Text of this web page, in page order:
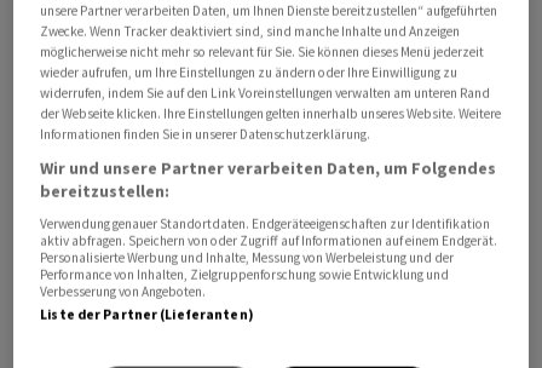
Grundsätzlich wollen die Crew-Gewerkschaften über
den ganzen Tag sämtliche Abflüge in Deutschland
verhindern. Die Piloten streiken bei den Airlines
Lufthansa und Lufthansa Cargo. Die
Kabinengewerkschaft Ufo hat das Personal ebenfalls bei
der Lufthansa-Kerngesellschaft sowie bei der
Regionaltochter Cityline zu einem Warnstreik
aufgerufen. Neben den Drehkreuzen Frankfurt und
München sind damit auch die Flughäfen in Hamburg,
Bremen, Stuttgart, Köln, Düsseldorf, Berlin und
Hannover direkt betroffen.
unsere Partner verarbeiten Daten, um Ihnen Dienste bereitzustellen“ aufgeführten
Zwecke. Wenn Tracker deaktiviert sind, sind manche Inhalte und Anzeigen
möglicherweise nicht mehr so relevant für Sie. Sie können dieses Menü jederzeit
wieder aufrufen, um Ihre Einstellungen zu ändern oder Ihre Einwilligung zu
widerrufen, indem Sie auf den Link Voreinstellungen verwalten am unteren Rand
der Webseite klicken. Ihre Einstellungen gelten innerhalb unseres Website. Weitere
Informationen finden Sie in unserer Datenschutzerklärung.
Wir und unsere Partner verarbeiten Daten, um Folgendes
bereitzustellen:
Verwendung genauer Standortdaten. Endgeräteeigenschaften zur Identifikation
aktiv abfragen. Speichern von oder Zugriff auf Informationen auf einem Endgerät.
Personalisierte Werbung und Inhalte, Messung von Werbeleistung und der
Performance von Inhalten, Zielgruppenforschung sowie Entwicklung und
Verbesserung von Angeboten.
Liste der Partner (Lieferanten)